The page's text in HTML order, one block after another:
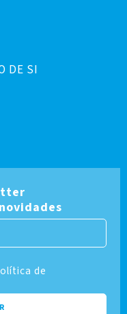
DE SI
de